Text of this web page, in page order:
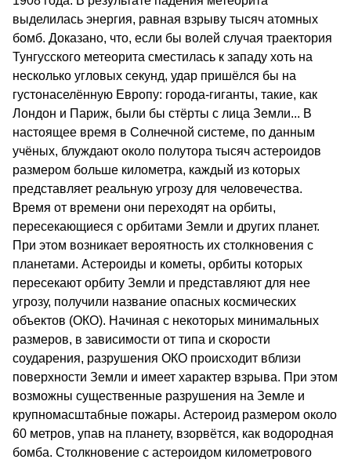
выделилась энергия, равная взрыву тысяч атомных
бомб. Доказано, что, если бы волей случая траектория
Тунгусского метеорита сместилась к западу хоть на
несколько угловых секунд, удар пришёлся бы на
густонаселённую Европу: города-гиганты, такие, как
Лондон и Париж, были бы стёрты с лица Земли... В
настоящее время в Солнечной системе, по данным
учёных, блуждают около полутора тысяч астероидов
размером больше километра, каждый из которых
представляет реальную угрозу для человечества.
Время от времени они переходят на орбиты,
пересекающиеся с орбитами Земли и других планет.
При этом возникает вероятность их столкновения с
планетами. Астероиды и кометы, орбиты которых
пересекают орбиту Земли и представляют для нее
угрозу, получили название опасных космических
объектов (ОКО). Начиная с некоторых минимальных
размеров, в зависимости от типа и скорости
соударения, разрушения ОКО происходит вблизи
поверхности Земли и имеет характер взрыва. При этом
возможны существенные разрушения на Земле и
крупномасштабные пожары. Астероид размером около
60 метров, упав на планету, взорвётся, как водородная
бомба. Столкновение с астероидом километрового